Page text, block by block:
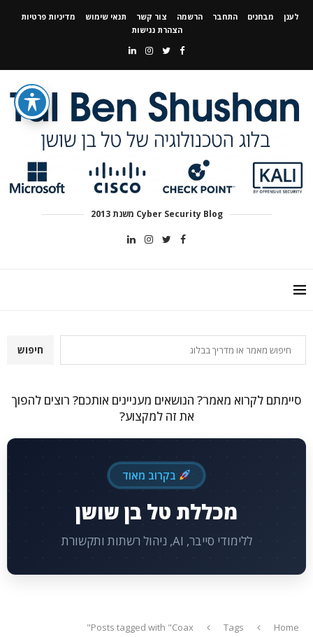
לענן מבחנים התחבר הרשמה צור קשר תנאי שימוש
מדיניות פרטיות
הצהרת נגישות
Cyber Security Blog משנת 2013
חיפוש
סיימתם לקרוא מאמר? הנושאים מעניינים אותכם? רוצים להפוך
את זה למקצוע?
בקרוב מאוד
מכללת טל בן שושן
ללימודי סייבר, AI, ניהול רשתות ותקשורת
Home
Tags
Posts tagged with "Coax"